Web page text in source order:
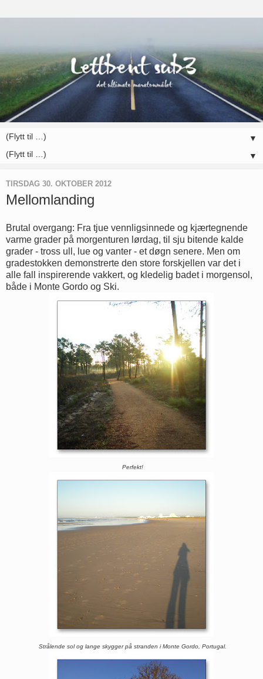
▼
▼
TIRSDAG 30. OKTOBER 2012
Mellomlanding
Brutal overgang: Fra tjue vennligsinnede og kjærtegnende
varme grader på morgenturen lørdag, til sju bitende kalde
grader - tross ull, lue og vanter - et døgn senere. Men om
gradestokken demonstrerte den store forskjellen var det i
alle fall inspirerende vakkert, og kledelig badet i morgensol,
både i Monte Gordo og Ski.
Perfekt!
Strålende sol og lange skygger på stranden i Monte Gordo, Portugal.